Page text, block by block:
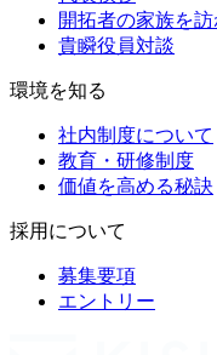
開拓者の家族を訪
貴瞬役員対談
環境を知る
社内制度について
教育・研修制度
価値を高める秘訣
採用について
募集要項
エントリー